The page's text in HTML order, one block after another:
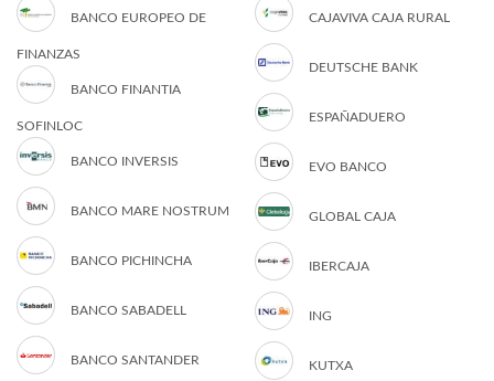
BANCO EUROPEO DE
FINANZAS
BANCO FINANTIA
SOFINLOC
BANCO INVERSIS
BANCO MARE NOSTRUM
BANCO PICHINCHA
BANCO SABADELL
BANCO SANTANDER
CAJAVIVA CAJA RURAL
DEUTSCHE BANK
ESPAÑADUERO
EVO BANCO
GLOBAL CAJA
IBERCAJA
ING
KUTXA